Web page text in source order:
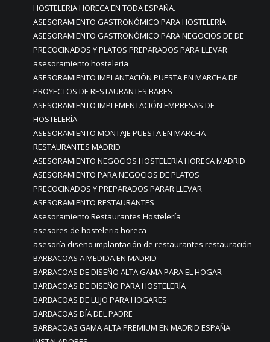
HOSTELERIA HORECA EN TODA ESPAÑA.
ASESORAMIENTO GASTRONÓMICO PARA HOSTELERÍA
ASESORAMIENTO GASTRONÓMICO PARA NEGOCIOS DE DE
PRECOCINADOS Y PLATOS PREPARADOS PARA LLEVAR
asesoramiento hosteleria
ASESORAMIENTO IMPLANTACIÓN PUESTA EN MARCHA DE
PROYECTOS DE RESTAURANTES BARES
ASESORAMIENTO IMPLEMENTACIÓN EMPRESAS DE
HOSTELERÍA
ASESORAMIENTO MONTAJE PUESTA EN MARCHA
RESTAURANTES MADRID
ASESORAMIENTO NEGOCIOS HOSTELERIA HORECA MADRID
ASESORAMIENTO PARA NEGOCIOS DE PLATOS
PRECOCINADOS Y PREPARADOS PARAR LLEVAR
ASESORAMIENTO RESTAURANTES
Asesoramiento Restaurantes Hostelería
asesores de hosteleria horeca
asesoría diseño implantación de restaurantes restauración
BARBACOAS A MEDIDA EN MADRID
BARBACOAS DE DISEÑO ALTA GAMA PARA EL HOGAR
BARBACOAS DE DISEÑO PARA HOSTELERÍA
BARBACOAS DE LUJO PARA HOGARES
BARBACOAS DÍA DEL PADRE
BARBACOAS GAMA ALTA PREMIUM EN MADRID ESPAÑA